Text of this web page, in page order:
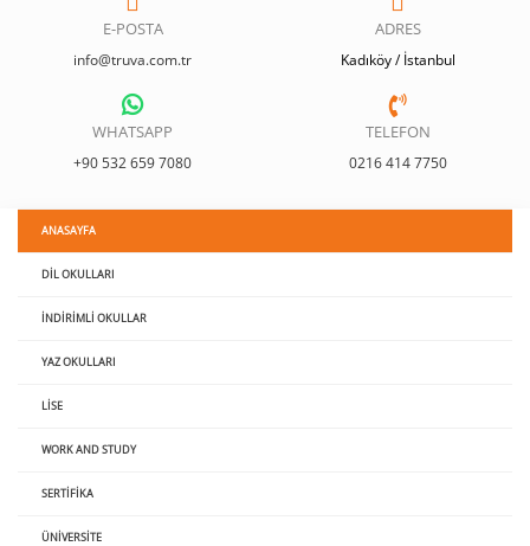
ADRES
Kadıköy / İstanbul
E-POSTA
info@truva.com.tr
TELEFON
0216 414 7750
WHATSAPP
+90 532 659 7080
ANASAYFA
DIL OKULLARI
İNDIRIMLI OKULLAR
YAZ OKULLARI
LISE
WORK AND STUDY
SERTIFIKA
ÜNIVERSITE